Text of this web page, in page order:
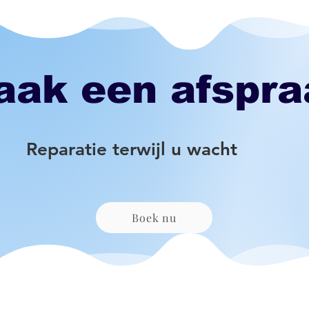
een
Reparatie terwijl u wacht
Boek nu